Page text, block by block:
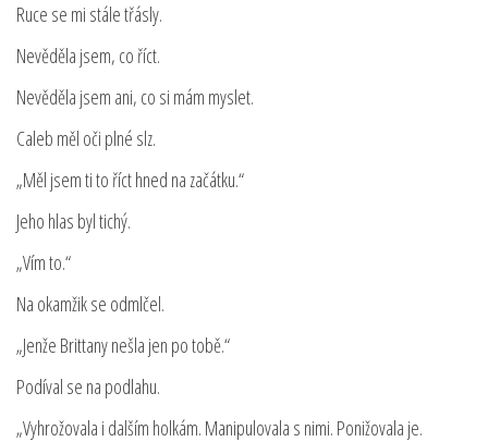
Ruce se mi stále třásly.
Nevěděla jsem, co říct.
Nevěděla jsem ani, co si mám myslet.
Caleb měl oči plné slz.
„Měl jsem ti to říct hned na začátku.“
Jeho hlas byl tichý.
„Vím to.“
Na okamžik se odmlčel.
„Jenže Brittany nešla jen po tobě.“
Podíval se na podlahu.
„Vyhrožovala i dalším holkám. Manipulovala s nimi. Ponižovala je.